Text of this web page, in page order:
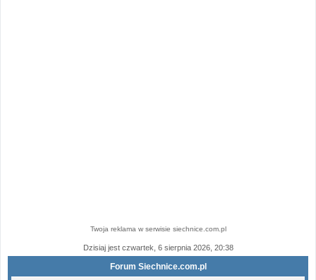
Twoja reklama w serwisie siechnice.com.pl
Dzisiaj jest czwartek, 6 sierpnia 2026, 20:38
Forum Siechnice.com.pl